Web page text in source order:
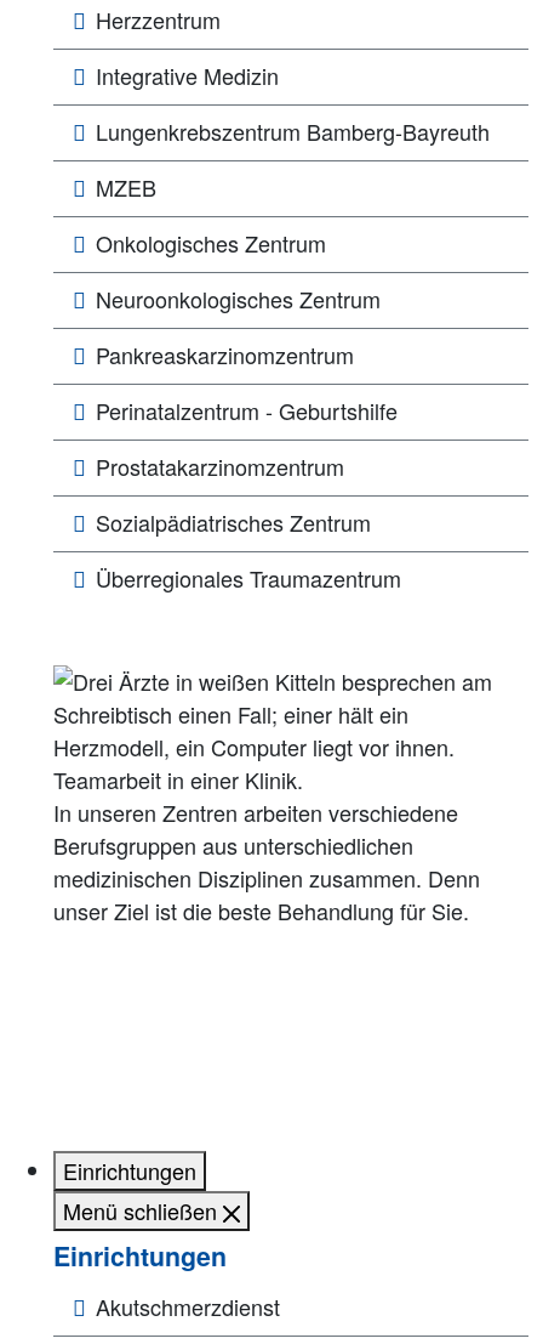
Herzzentrum
Integrative Medizin
Lungen­­krebs­zentrum Bamberg-Bayreuth
MZEB
Onkologisches Zentrum
Neuroonkologisches Zentrum
Pankreaskarzinomzentrum
Perinatalzentrum - Geburtshilfe
Prostatakarzinomzentrum
Sozialpädiatrisches Zentrum
Überregionales Traumazentrum
In unseren Zentren arbeiten verschiedene
Berufsgruppen aus unterschiedlichen
medizinischen Disziplinen zusammen. Denn
unser Ziel ist die beste Behandlung für Sie.
Einrichtungen
Menü schließen
Einrichtungen
Akutschmerzdienst